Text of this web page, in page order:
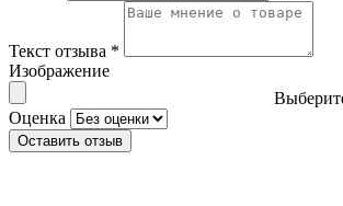
Текст отзыва *
Изображение
Оценка
Оставить отзыв